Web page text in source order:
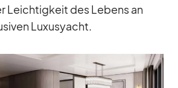
Leich­tig­keit des Le­bens an
Lu­xus­yacht.